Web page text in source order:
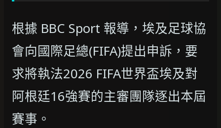
根據 BBC Sport 報導，埃及足球協
會向國際足總(FIFA)提出申訴，要
求將執法2026 FIFA世界盃埃及對
阿根廷16強賽的主審團隊逐出本屆
賽事。